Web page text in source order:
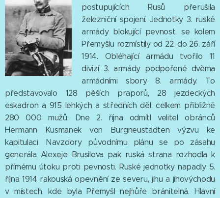
postupujících Rusů přerušila
železniční spojení. Jednotky 3. ruské
armády blokující pevnost, se kolem
Přemyšlu rozmístily od 22. do 26. září
1914. Obléhající armádu tvořilo 11
divizí 3. armády podpořené dvěma
armádními sbory 8. armády. To
představovalo 128 pěších praporů, 28 jezdeckých
eskadron a 915 lehkých a středních děl, celkem přibližně
280 000 mužů. Dne 2. října odmítl velitel obránců
Hermann Kusmanek von Burgneustädten výzvu ke
kapitulaci. Navzdory původnímu plánu se po zásahu
generála Alexeje Brusilova pak ruská strana rozhodla k
přímému útoku proti pevnosti. Ruské jednotky napadly 5.
října 1914 rakouská opevnění ze severu, jihu a jihovýchodu
v místech, kde byla Přemyšl nejhůře bránitelná. Hlavní